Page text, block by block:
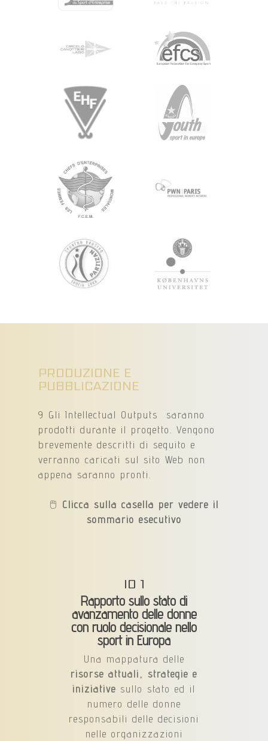
PRODUZIONE E
PUBBLICAZIONE
9 Gli Intellectual Outputs saranno
prodotti durante il progetto. Vengono
brevemente descritti di seguito e
verranno caricati sul sito Web non
appena saranno pronti.
🖱️ Clicca sulla casella per vedere il
sommario esecutivo
IO 1
Rapporto sullo stato di
avanzamento delle donne
con ruolo decisionale nello
sport in Europa
Una mappatura delle
risorse attuali, strategie e
iniziative sullo stato ed il
numero delle donne
responsabili delle decisioni
nelle organizzazioni